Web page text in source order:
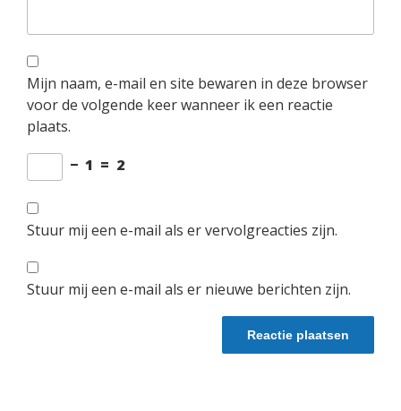
Mijn naam, e-mail en site bewaren in deze browser
voor de volgende keer wanneer ik een reactie
plaats.
− 1 = 2
Stuur mij een e-mail als er vervolgreacties zijn.
Stuur mij een e-mail als er nieuwe berichten zijn.